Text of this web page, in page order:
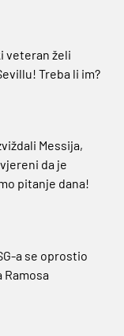
veteran želi
Treba li im?
Messija,
da je
pitanje dana!
a se oprostio
Ramosa